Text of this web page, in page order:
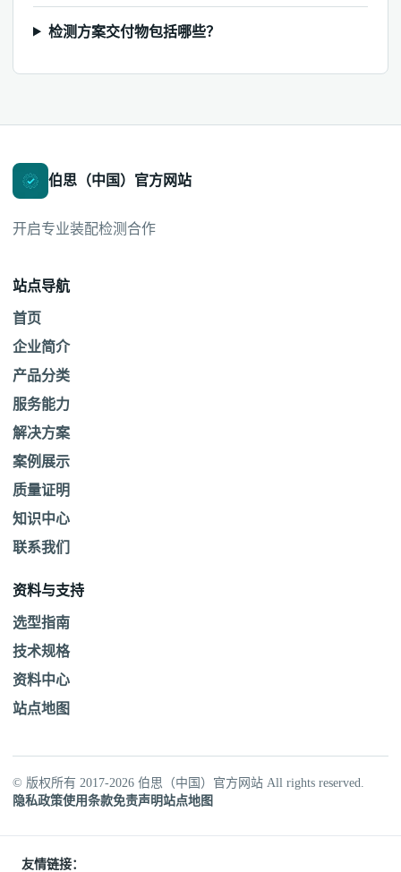
检测方案交付物包括哪些？
伯思（中国）官方网站
开启专业装配检测合作
站点导航
首页
企业简介
产品分类
服务能力
解决方案
案例展示
质量证明
知识中心
联系我们
资料与支持
选型指南
技术规格
资料中心
站点地图
© 版权所有 2017-2026 伯思（中国）官方网站 All rights reserved.
隐私政策使用条款免责声明站点地图
友情链接：